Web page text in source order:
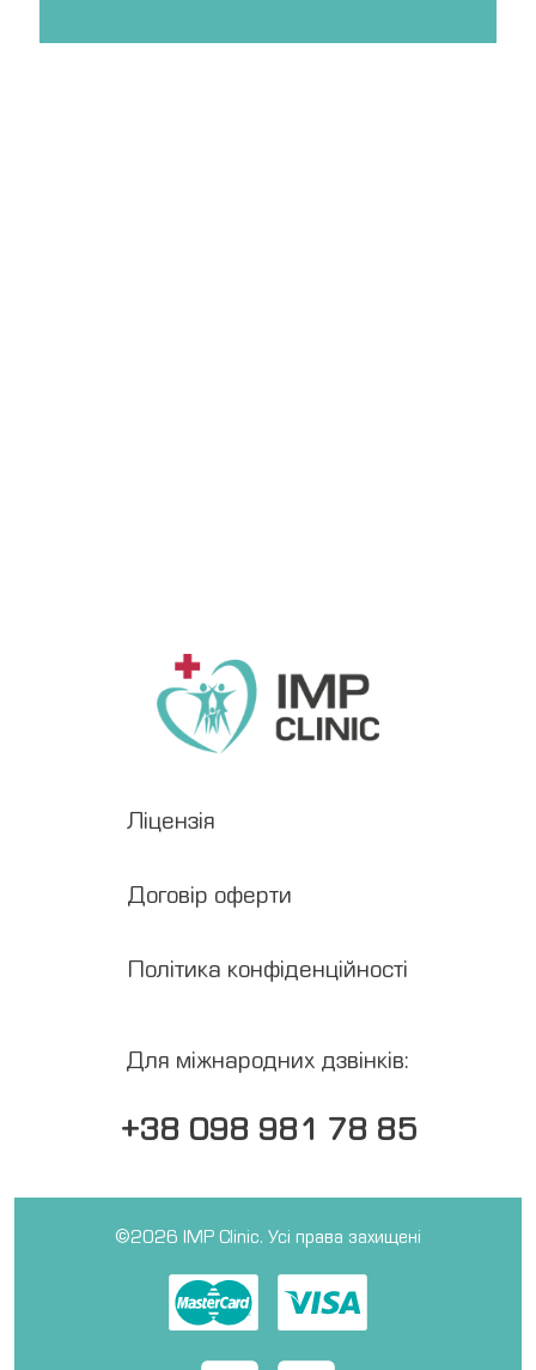
Ліцензія
Договір оферти
Політика конфіденційності
Для міжнародних дзвінків:
+38 098 981 78 85
©2026 IMP Clinic. Усі права захищені